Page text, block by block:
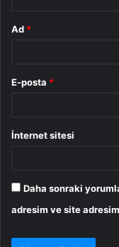
Ad *
E-posta *
İnternet sitesi
Daha sonraki
adresim ve site